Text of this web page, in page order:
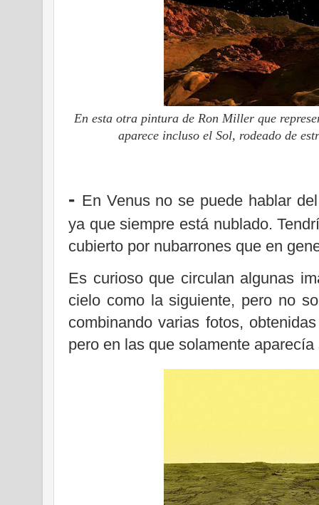
En esta otra pintura de Ron Miller que
aparece incluso el Sol, rodeado de
- En Venus no se puede hablar
ya que siempre está nublado.
cubierto por nubarrones que en
Es curioso que circulan algunas
cielo como la siguiente, pero no
combinando varias fotos,
pero en las que solamente aparecía